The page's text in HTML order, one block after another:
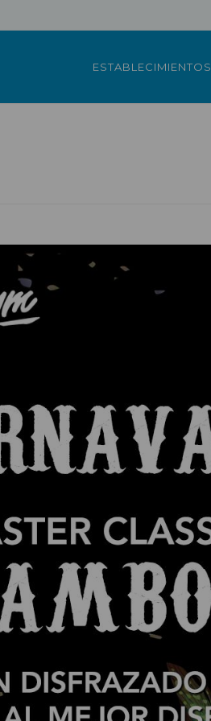
ESTABLECIMIENTOS